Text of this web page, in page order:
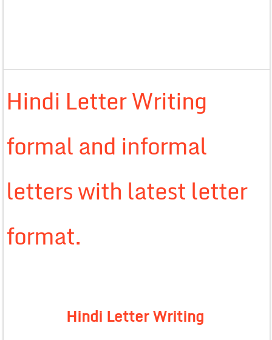
Hindi Letter Writing
formal and informal
letters with latest letter
format.
Hindi Letter Writing